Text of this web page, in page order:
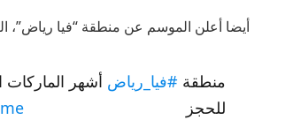
أيضا أعلن الموسم عن منطقة “فيا رياض”،
منطقة #فيا_رياض أشهر الماركات
للحجز https://t.co/QOKebKBHUm